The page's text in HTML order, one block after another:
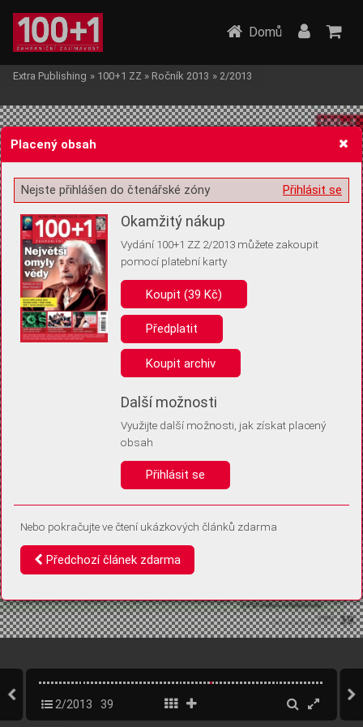
Žádost o souhlas s ukládáním volitelných informací
Pro základní fungování webu nepotřebujeme ukládat žádné informace
(tzv. cookies apod.). Rádi bychom vás ale požádali o souhlas s
uložením volitelných informací:
Anonymní unikátní ID
Díky němu příště poznáme, že se jedná o stejné zařízení, a
Identifikátor je zcela anonymní.
Vaše souhlasy a odmítnutí si ukládáme do vašeho zařízení, abychom se
vás už příště znovu neptali. Můžete je kdykoli později upravit ve Správě
Domů
Extra Publishing » 100+1 ZZ » Ročník 2013 » 2/2013
2/2013 39
Placený obsah
Přihlásit se
Nejste přihlášen do čtenářské zóny
Okamžitý nákup
Vydání 100+1 ZZ 2/2013 můžete zakoupit
pomocí platební karty
Koupit (39 Kč)
Předplatit
Koupit archiv
Další možnosti
Využijte další možnosti, jak získat placený
obsah
Přihlásit se
Nebo pokračujte ve čtení ukázkových článků zdarma
Předchozí článek zdarma